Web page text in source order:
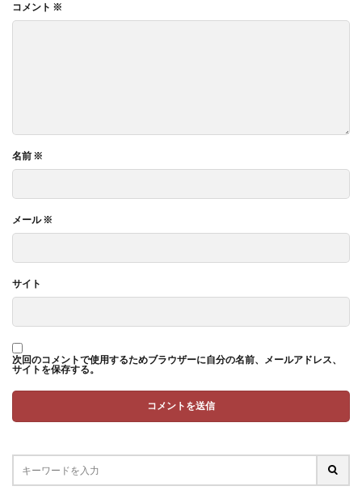
コメント ※
名前 ※
メール※
サイト
次回のコメントで使用するためブラウザーに自分の名前、メールアドレス、
サイトを保存する。